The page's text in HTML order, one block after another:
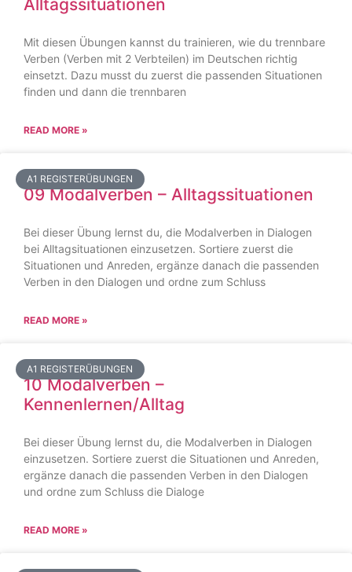
Alltagssituationen
Mit diesen Übungen kannst du trainieren, wie du trennbare
Verben (Verben mit 2 Verbteilen) im Deutschen richtig
einsetzt. Dazu musst du zuerst die passenden Situationen
finden und dann die trennbaren
READ MORE »
A1 REGISTERÜBUNGEN
09 Modalverben – Alltagssituationen
Bei dieser Übung lernst du, die Modalverben in Dialogen
bei Alltagsituationen einzusetzen. Sortiere zuerst die
Situationen und Anreden, ergänze danach die passenden
Verben in den Dialogen und ordne zum Schluss
READ MORE »
A1 REGISTERÜBUNGEN
10 Modalverben –
Kennenlernen/Alltag
Bei dieser Übung lernst du, die Modalverben in Dialogen
einzusetzen. Sortiere zuerst die Situationen und Anreden,
ergänze danach die passenden Verben in den Dialogen
und ordne zum Schluss die Dialoge
READ MORE »